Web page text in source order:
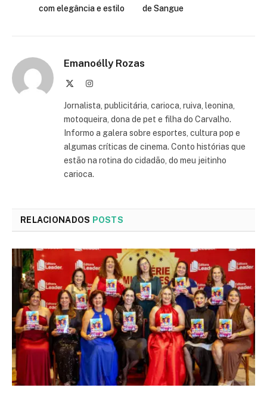
com elegância e estilo
de Sangue
Emanoélly Rozas
Instagram
Jornalista, publicitária, carioca, ruiva, leonina,
motoqueira, dona de pet e filha do Carvalho.
Informo a galera sobre esportes, cultura pop e
algumas críticas de cinema. Conto histórias que
estão na rotina do cidadão, do meu jeitinho
carioca.
RELACIONADOS POSTS